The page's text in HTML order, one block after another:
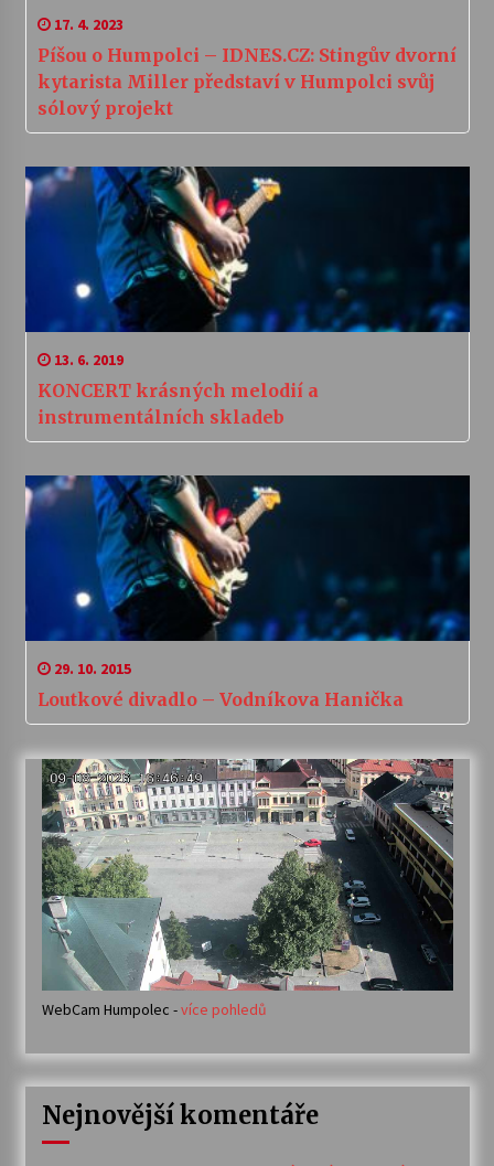
17. 4. 2023
Píšou o Humpolci – IDNES.CZ: Stingův dvorní
kytarista Miller představí v Humpolci svůj
sólový projekt
13. 6. 2019
KONCERT krásných melodií a
instrumentálních skladeb
29. 10. 2015
Loutkové divadlo – Vodníkova Hanička
WebCam Humpolec -více pohledů
Nejnovější komentáře